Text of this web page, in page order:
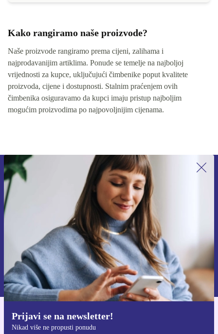
Kako rangiramo naše proizvode?
Naše proizvode rangiramo prema cijeni, zalihama i
najprodavanijim artiklima. Ponude se temelje na najboljoj
vrijednosti za kupce, uključujući čimbenike poput kvalitete
proizvoda, cijene i dostupnosti. Stalnim praćenjem ovih
čimbenika osiguravamo da kupci imaju pristup najboljim
mogućim proizvodima po najpovoljnijim cijenama.
Prijavi se na newsletter!
Nikad više ne propusti ponudu
Prijavi se na newsletter!
Nikad više ne propusti ponudu.
Zatraži kupon
Informacije o korištenju osobnih podataka možeš pronaći u našim
Pravilima privatnosti.
Preuzmi refurbed aplikaciju
Za iOS i Android